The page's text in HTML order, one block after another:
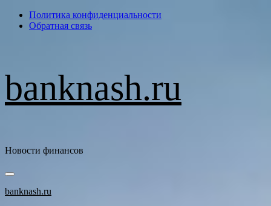
ПерейтиПолитика конфиденциальности
Обратная связь
banknash.ru
Новости финансов
Основное
меню
banknash.ru